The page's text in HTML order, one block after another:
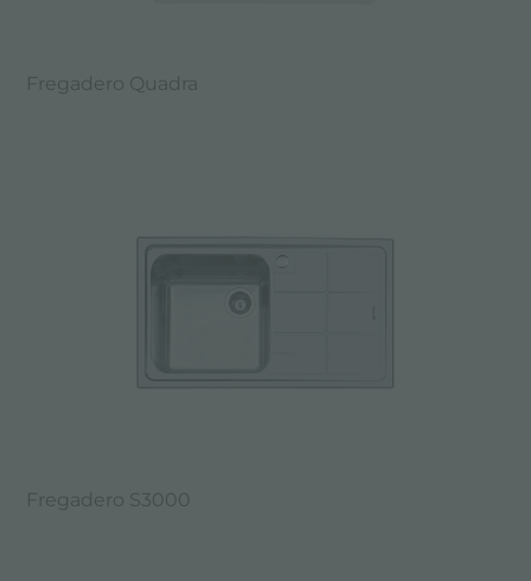
Fregadero Quadra
Fregadero S3000